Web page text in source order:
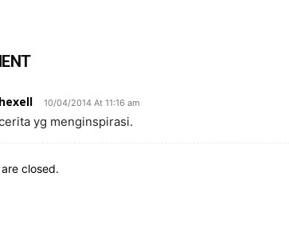
hexell 10/04/2014 At 11:16 am
yg menginspirasi.
closed.